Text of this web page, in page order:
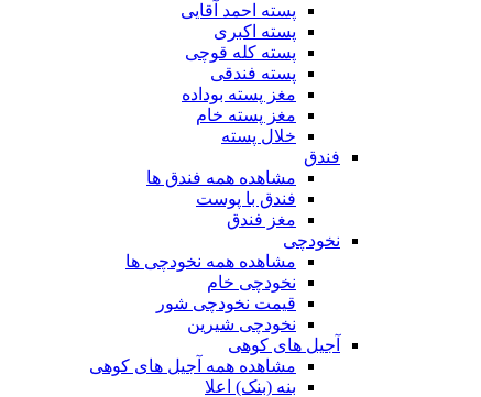
پسته احمد آقایی
پسته اکبری
پسته کله قوچی
پسته فندقی
مغز پسته بوداده
مغز پسته خام
خلال پسته
فندق
مشاهده همه فندق ها
فندق با پوست
مغز فندق
نخودچی
مشاهده همه نخودچی ها
نخودچی خام
قیمت نخودچی شور
نخودچی شیرین
آجیل های کوهی
مشاهده همه آجیل های کوهی
بنه (بنک) اعلا